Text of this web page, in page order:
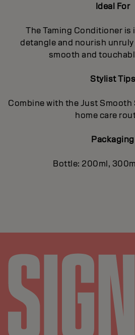
Ideal For
The Taming Conditioner
detangle and nourish
smooth and
Stylist Tips
Combine with the Just
home care
Packaging
Bottle: 200ml,